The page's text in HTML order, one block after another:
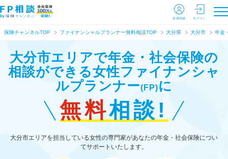
会員登録 ログイン
保険チャンネルTOP ファイナンシャルプランナー無料相談TOP 大分県 大分市 年金
大分市エリアで年金・社会保険の
相談ができる女性ファイナンシャ
ルプランナー(FP)に
無料相談!
大分市エリアを担当している女性の専門家があなたの年金・社会保険につい
てサポートいたします。